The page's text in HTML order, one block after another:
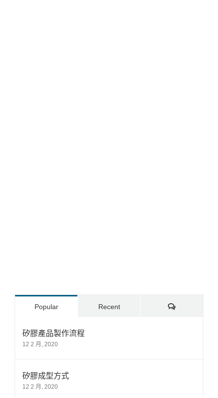
Popular Recent Comments
矽膠產品製作流程
12 2 月, 2020
矽膠成型方式
12 2 月, 2020